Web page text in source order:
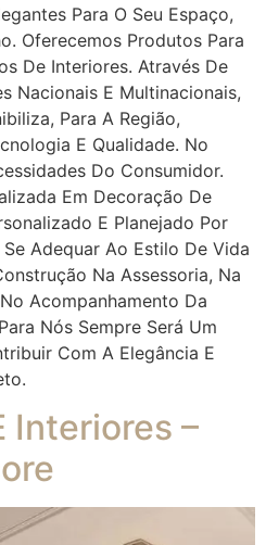
Para O Seu Espaço,
Oferecemos Produtos Para
De Interiores. Através De
Nacionais E Multinacionais,
Para A Região,
E Qualidade. No
Do Consumidor.
Em Decoração De
E Planejado Por
Adequar Ao Estilo De Vida
Na Assessoria, Na
Acompanhamento Da
Nós Sempre Será Um
Com A Elegância E
Interiores –